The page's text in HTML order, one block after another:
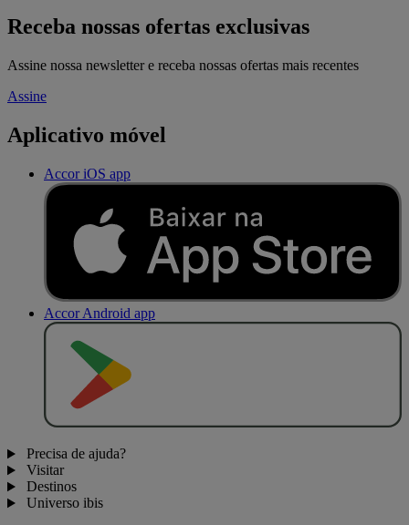
Receba nossas ofertas exclusivas
Assine nossa newsletter e receba nossas ofertas mais recentes
Assine
Aplicativo móvel
Accor iOS app
Accor Android app
Precisa de ajuda?
Visitar
Destinos
Universo ibis